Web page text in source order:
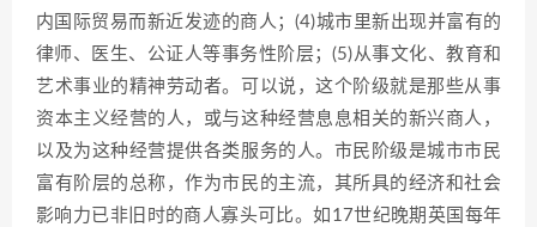
内国际贸易而新近发迹的商人；(4)城市里新出现并富有的
律师、医生、公证人等事务性阶层；(5)从事文化、教育和
艺术事业的精神劳动者。可以说，这个阶级就是那些从事
资本主义经营的人，或与这种经营息息相关的新兴商人，
以及为这种经营提供各类服务的人。市民阶级是城市市民
富有阶层的总称，作为市民的主流，其所具的经济和社会
影响力已非旧时的商人寡头可比。如17世纪晚期英国每年